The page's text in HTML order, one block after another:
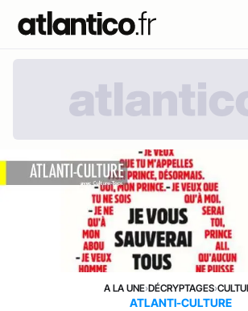
A LA UNE›DÉCRYPTAGES›
ATLANTI-CULTURE